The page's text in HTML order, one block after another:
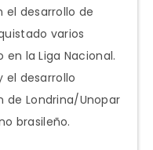
el desarrollo de
varios
la Liga Nacional.
el desarrollo
Londrina/Unopar
brasileño.